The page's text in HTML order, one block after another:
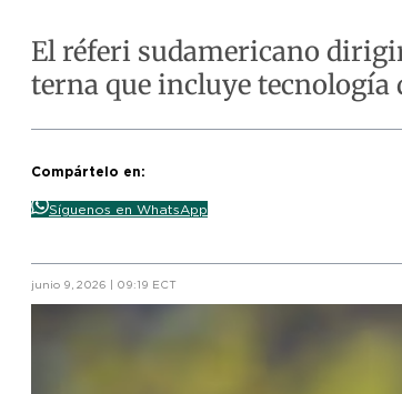
El réferi sudamericano
terna que incluye tecnología
Compártelo en:
Síguenos en WhatsApp
junio 9, 2026 | 09:19 ECT